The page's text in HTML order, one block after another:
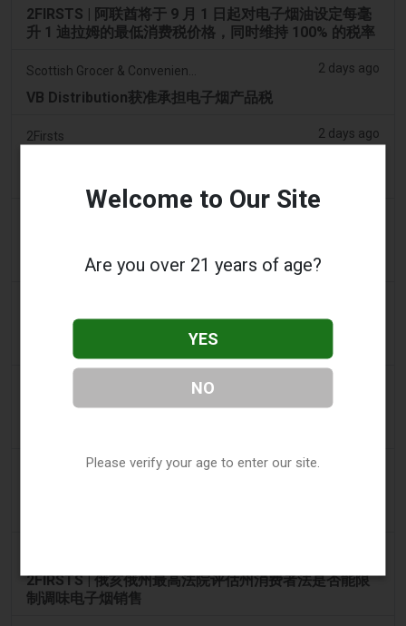
2FIRSTS | 阿联酋将于 9 月 1 日起对电子烟油设定每毫
升 1 迪拉姆的最低消费税价格，同时维持 100% 的税率
2 days ago
VB Distribution获准承担电子烟产品税
2Firsts 2 days ago
哥斯达黎加新的电子烟法规原定今日生效，但并未生
Ohio 评估执行非法电子烟销售的权力 – Tobacco
The National 3 days ago
2FIRSTS | 俄亥俄州最高法院评估州消费者法是否能限
制调味电子烟销售
Welcome to Our Site
Are you over 21 years of age?
YES
NO
Please verify your age to enter our site.